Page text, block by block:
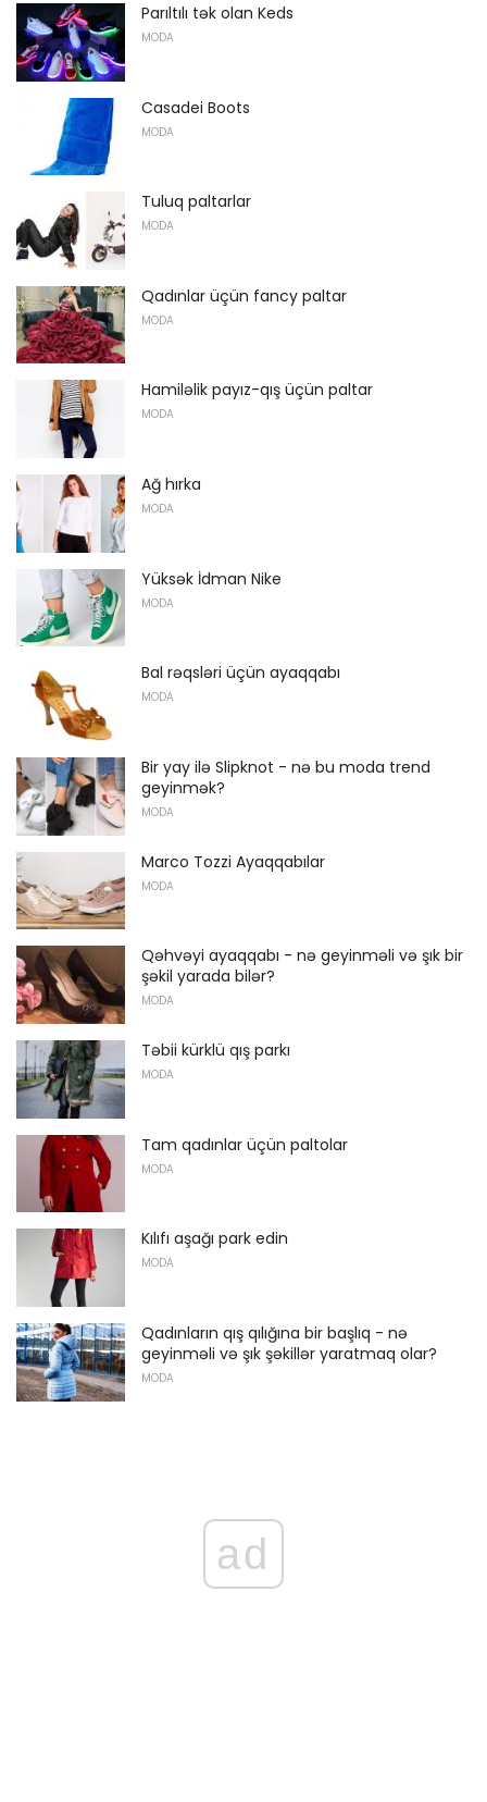
Parıltılı tək olan Keds
MODA
Casadei Boots
MODA
Tuluq paltarlar
MODA
Qadınlar üçün fancy paltar
MODA
Hamiləlik payız-qış üçün paltar
MODA
Ağ hırka
MODA
Yüksək İdman Nike
MODA
Bal rəqsləri üçün ayaqqabı
MODA
Bir yay ilə Slipknot - nə bu moda trend
geyinmək?
MODA
Marco Tozzi Ayaqqabılar
MODA
Qəhvəyi ayaqqabı - nə geyinməli və şık bir
şəkil yarada bilər?
MODA
Təbii kürklü qış parkı
MODA
Tam qadınlar üçün paltolar
MODA
Kılıfı aşağı park edin
MODA
Qadınların qış qılığına bir başlıq - nə
geyinməli və şık şəkillər yaratmaq olar?
MODA
ad